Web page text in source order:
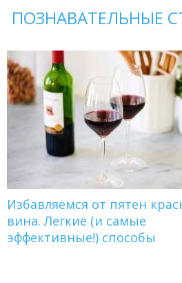
ПОЗНАВАТЕЛЬНЫЕ
Избавляемся от пятен
вина. Легкие (и самые
эффективные!) способы